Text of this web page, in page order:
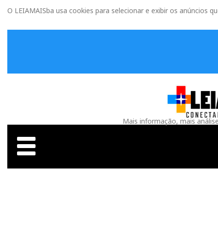
O LEIAMAISba usa cookies para selecionar e exibir os anúncios
Mais informação, mais